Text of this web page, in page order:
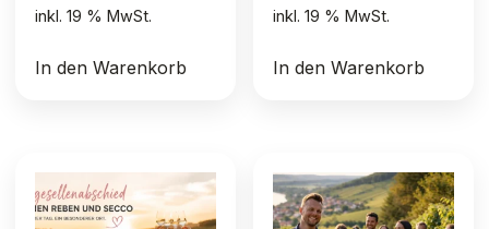
inkl. 19 % MwSt.
In den Warenkorb
inkl. 19 % MwSt.
In den Warenkorb